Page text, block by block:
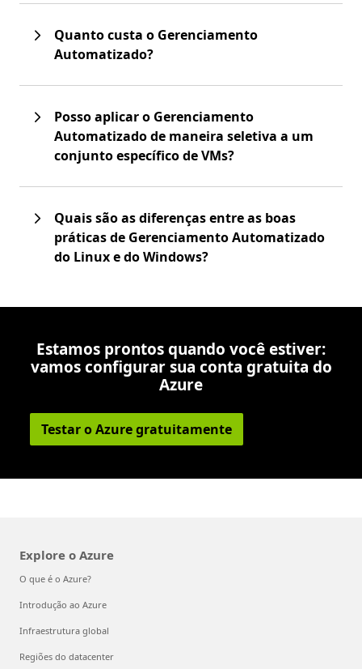
Quanto custa o Gerenciamento
Automatizado?
Posso aplicar o Gerenciamento
Automatizado de maneira seletiva a um
conjunto específico de VMs?
Quais são as diferenças entre as boas
práticas de Gerenciamento Automatizado
do Linux e do Windows?
Estamos prontos quando você estiver:
vamos configurar sua conta gratuita do
Azure
Testar o Azure gratuitamente
Explore o Azure
O que é o Azure?
Introdução ao Azure
Infraestrutura global
Regiões do datacenter